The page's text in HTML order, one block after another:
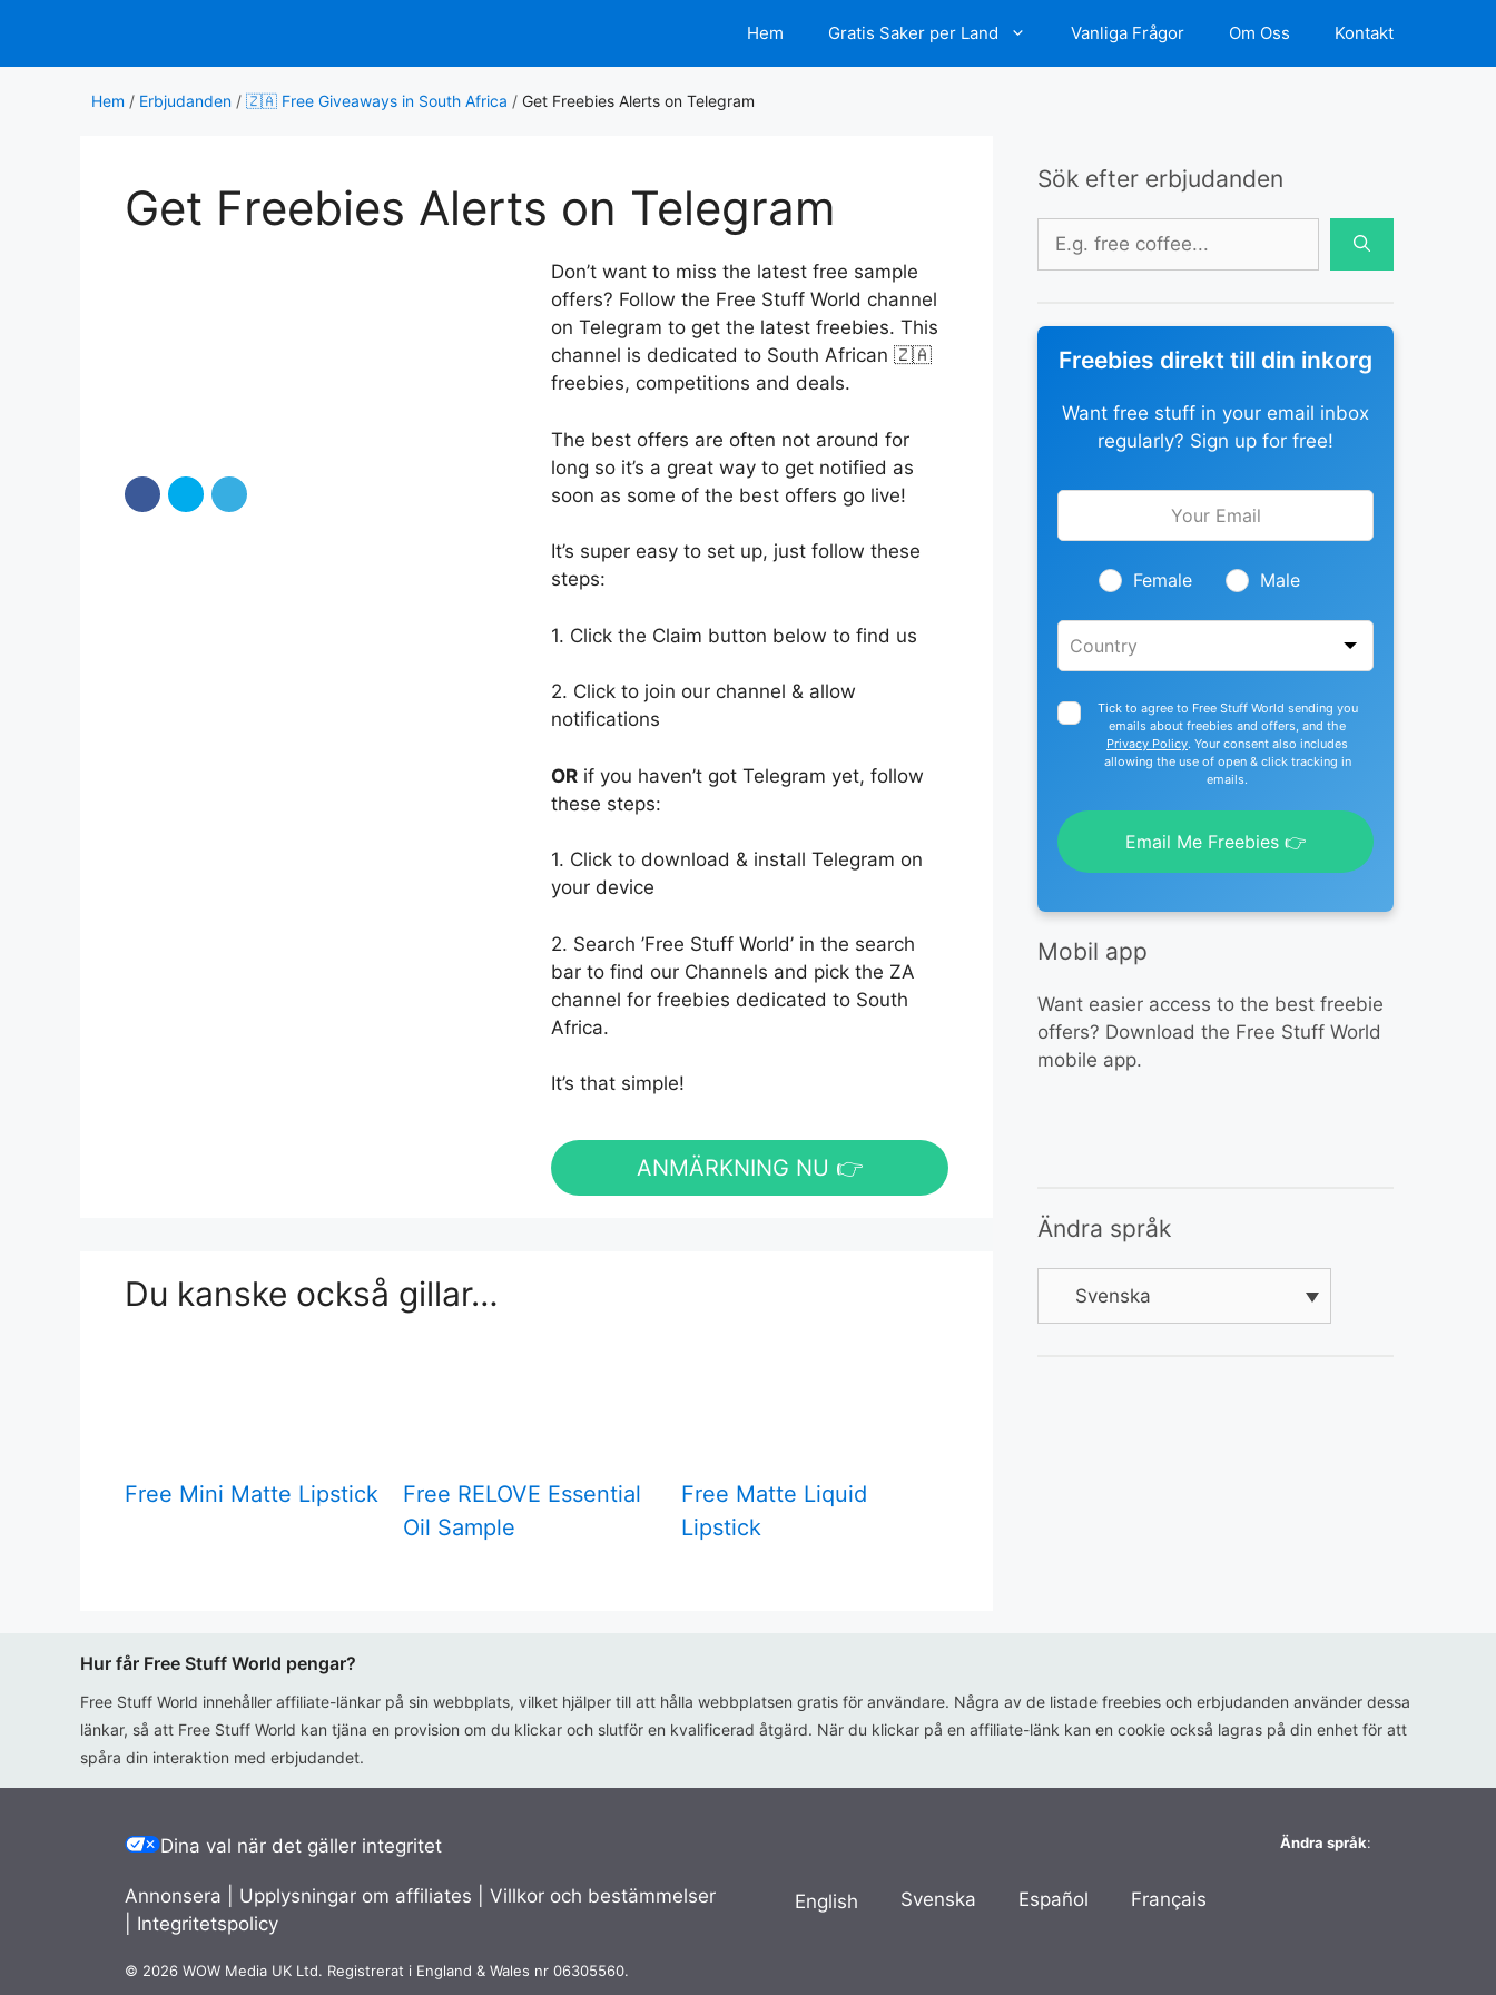
innehåll
Hem Gratis Saker per Land Vanliga Frågor Om Oss Kontakt
Hem / Erbjudanden / 🇿🇦 Free Giveaways in South Africa / Get Freebies Alerts on Telegram
Get Freebies Alerts on Telegram
Don’t want to miss the latest free sample
offers? Follow the Free Stuff World channel
on Telegram to get the latest freebies. This
channel is dedicated to South African 🇿🇦
freebies, competitions and deals.
The best offers are often not around for
long so it’s a great way to get notified as
soon as some of the best offers go live!
It’s super easy to set up, just follow these
steps:
1. Click the Claim button below to find us
2. Click to join our channel & allow
notifications
ORif you haven’t got Telegram yet, follow
these steps:
1. Click to download & install Telegram on
your device
2. Search ’Free Stuff World’ in the search
bar to find our Channels and pick the ZA
channel for freebies dedicated to South
Africa.
It’s that simple!
ANMÄRKNING NU 👉
Du kanske också gillar…
Free Mini Matte Lipstick
Free RELOVE Essential
Oil Sample
Free Matte Liquid
Lipstick
Sök efter erbjudanden
Sök
efter:
Freebies direkt till din inkorg
Want free stuff in your email inbox
regularly? Sign up for free!
Leave
blank
Female Male
Tick to agree to Free Stuff World sending you
emails about freebies and offers, and the
Privacy Policy. Your consent also includes
allowing the use of open & click tracking in
emails.
Email Me Freebies 👉
Mobil app
Want easier access to the best freebie
offers? Download the Free Stuff World
mobile app.
Ändra språk
Svenska
Hur får Free Stuff World pengar?
Free Stuff World innehåller affiliate-länkar på sin webbplats, vilket hjälper till att hålla webbplatsen gratis för användare. Några av de listade freebies och erbjudanden använder dessa
länkar, så att Free Stuff World kan tjäna en provision om du klickar och slutför en kvalificerad åtgärd. När du klickar på en affiliate-länk kan en cookie också lagras på din enhet för att
spåra din interaktion med erbjudandet.
Dina val när det gäller integritet
Annonsera Upplysningar om affiliates
Villkor och bestämmelser
Integritetspolicy
© 2026 WOW Media UK Ltd. Registrerat i England & Wales nr 06305560.
Ändra språk:
English Svenska Español Français